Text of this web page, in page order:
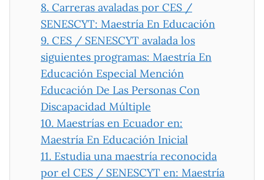
8. Carreras avaladas por CES /
SENESCYT: Maestría En Educación
9. CES / SENESCYT avalada los
siguientes programas: Maestría En
Educación Especial Mención
Educación De Las Personas Con
Discapacidad Múltiple
10. Maestrías en Ecuador en:
Maestría En Educación Inicial
11. Estudia una maestría reconocida
por el CES / SENESCYT en: Maestría